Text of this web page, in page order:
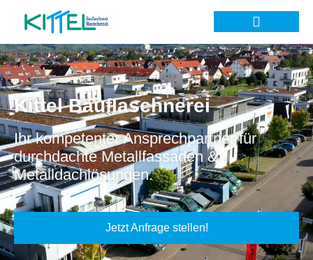
Kittel Bauflaschnerei
Ihr kompetenter Ansprechpartner für
durchdachte Metallfassaden &
Metalldachlösungen.
Jetzt Anfrage stellen!